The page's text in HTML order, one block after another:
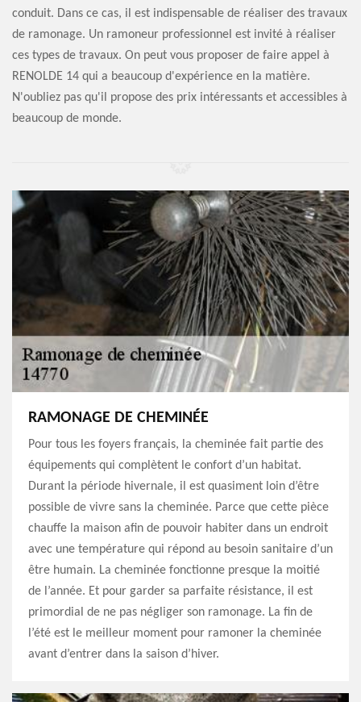
conduit. Dans ce cas, il est indispensable de réaliser des travaux
de ramonage. Un ramoneur professionnel est invité à réaliser
ces types de travaux. On peut vous proposer de faire appel à
RENOLDE 14 qui a beaucoup d'expérience en la matière.
N'oubliez pas qu'il propose des prix intéressants et accessibles à
beaucoup de monde.
RAMONAGE DE CHEMINÉE
Pour tous les foyers français, la cheminée fait partie des
équipements qui complètent le confort d’un habitat.
Durant la période hivernale, il est quasiment loin d’être
possible de vivre sans la cheminée. Parce que cette pièce
chauffe la maison afin de pouvoir habiter dans un endroit
avec une température qui répond au besoin sanitaire d’un
être humain. La cheminée fonctionne presque la moitié
de l’année. Et pour garder sa parfaite résistance, il est
primordial de ne pas négliger son ramonage. La fin de
l’été est le meilleur moment pour ramoner la cheminée
avant d’entrer dans la saison d’hiver.